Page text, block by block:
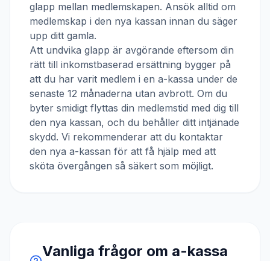
glapp mellan medlemskapen. Ansök alltid om
medlemskap i den nya kassan innan du säger
upp ditt gamla.
Att undvika glapp är avgörande eftersom din
rätt till inkomstbaserad ersättning bygger på
att du har varit medlem i en a-kassa under de
senaste 12 månaderna utan avbrott. Om du
byter smidigt flyttas din medlemstid med dig till
den nya kassan, och du behåller ditt intjänade
skydd. Vi rekommenderar att du kontaktar
den nya a-kassan för att få hjälp med att
sköta övergången så säkert som möjligt.
Vanliga frågor om a-kassa